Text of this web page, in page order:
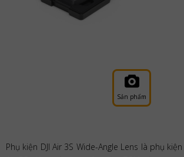
Sản phẩm
Phụ kiện DJI Air 3S Wide-Angle Lens là phụ